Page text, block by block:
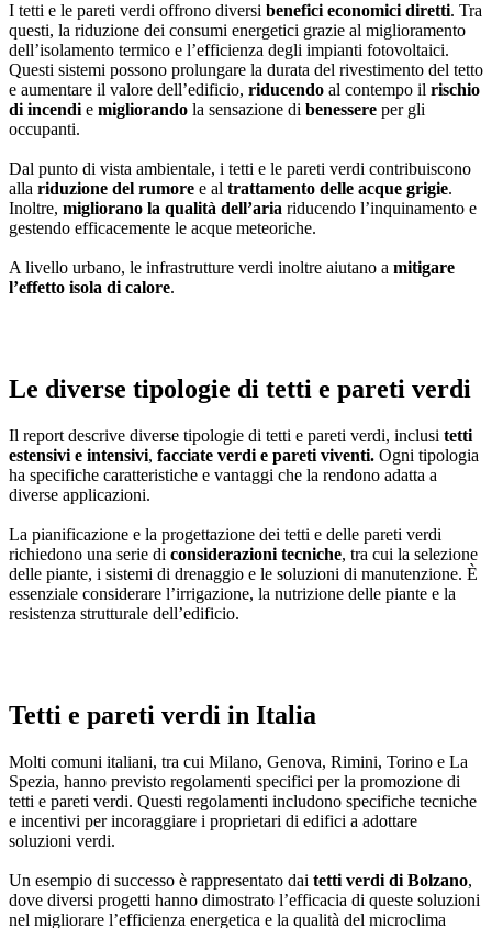
I tetti e le pareti verdi offrono diversi benefici economici diretti. Tra
questi, la riduzione dei consumi energetici grazie al miglioramento
dell’isolamento termico e l’efficienza degli impianti fotovoltaici.
Questi sistemi possono prolungare la durata del rivestimento del tetto
e aumentare il valore dell’edificio, riducendo al contempo il rischio
di incendie migliorando la sensazione di benessere per gli
occupanti.
Dal punto di vista ambientale, i tetti e le pareti verdi contribuiscono
alla riduzione del rumore e al trattamento delle acque grigie.
Inoltre, migliorano la qualità dell’aria riducendo l’inquinamento e
gestendo efficacemente le acque meteoriche.
A livello urbano, le infrastrutture verdi inoltre aiutano a mitigare
l’effetto isola di calore.
Le diverse tipologie di tetti e pareti verdi
Il report descrive diverse tipologie di tetti e pareti verdi, inclusi tetti
estensivi e intensivi, facciate verdi e pareti viventi. Ogni tipologia
ha specifiche caratteristiche e vantaggi che la rendono adatta a
diverse applicazioni.
La pianificazione e la progettazione dei tetti e delle pareti verdi
richiedono una serie di considerazioni tecniche, tra cui la selezione
delle piante, i sistemi di drenaggio e le soluzioni di manutenzione. È
essenziale considerare l’irrigazione, la nutrizione delle piante e la
resistenza strutturale dell’edificio.
Tetti e pareti verdi in Italia
Molti comuni italiani, tra cui Milano, Genova, Rimini, Torino e La
Spezia, hanno previsto regolamenti specifici per la promozione di
tetti e pareti verdi. Questi regolamenti includono specifiche tecniche
e incentivi per incoraggiare i proprietari di edifici a adottare
soluzioni verdi.
Un esempio di successo è rappresentato dai tetti verdi di Bolzano,
dove diversi progetti hanno dimostrato l’efficacia di queste soluzioni
nel migliorare l’efficienza energetica e la qualità del microclima